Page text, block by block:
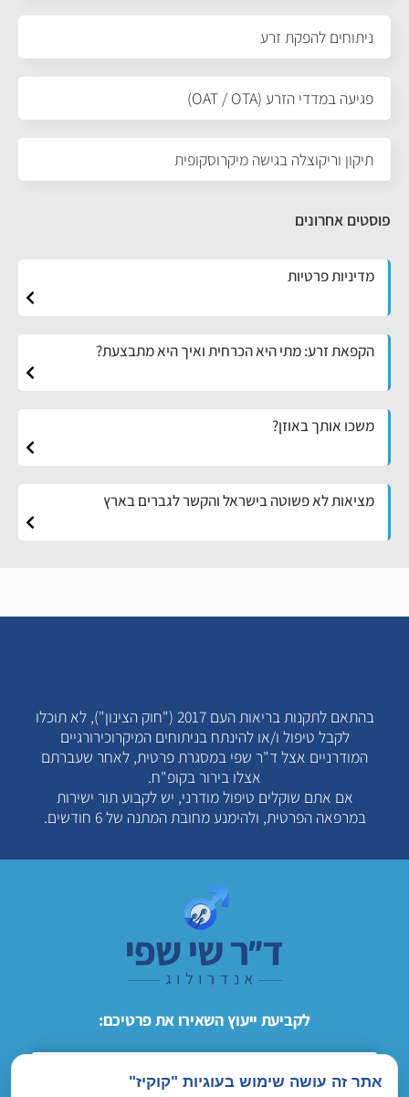
ניתוחים להפקת זרע
פגיעה במדדי הזרע (OAT / OTA)
תיקון וריקוצלה בגישה מיקרוסקופית
פוסטים אחרונים
מדיניות פרטיות
הקפאת זרע: מתי היא הכרחית ואיך היא מתבצעת?
משכו אותך באוזן?
מציאות לא פשוטה בישראל והקשר לגברים בארץ
אתר זה עושה שימוש בעוגיות "קוקיז"
בהתאם לתקנות בריאות העם 2017 ("חוק הצינון"), לא תוכלו
לקבל טיפול ו/או להינתח בניתוחים המיקרוכירורגיים
המודרניים אצל ד"ר שפי במסגרת פרטית, לאחר שעברתם
אצלו בירור בקופ"ח.
אם אתם שוקלים טיפול מודרני, יש לקבוע תור ישירות
במרפאה הפרטית, ולהימנע מחובת המתנה של 6 חודשים.
לקביעת ייעוץ השאירו את פרטיכם: